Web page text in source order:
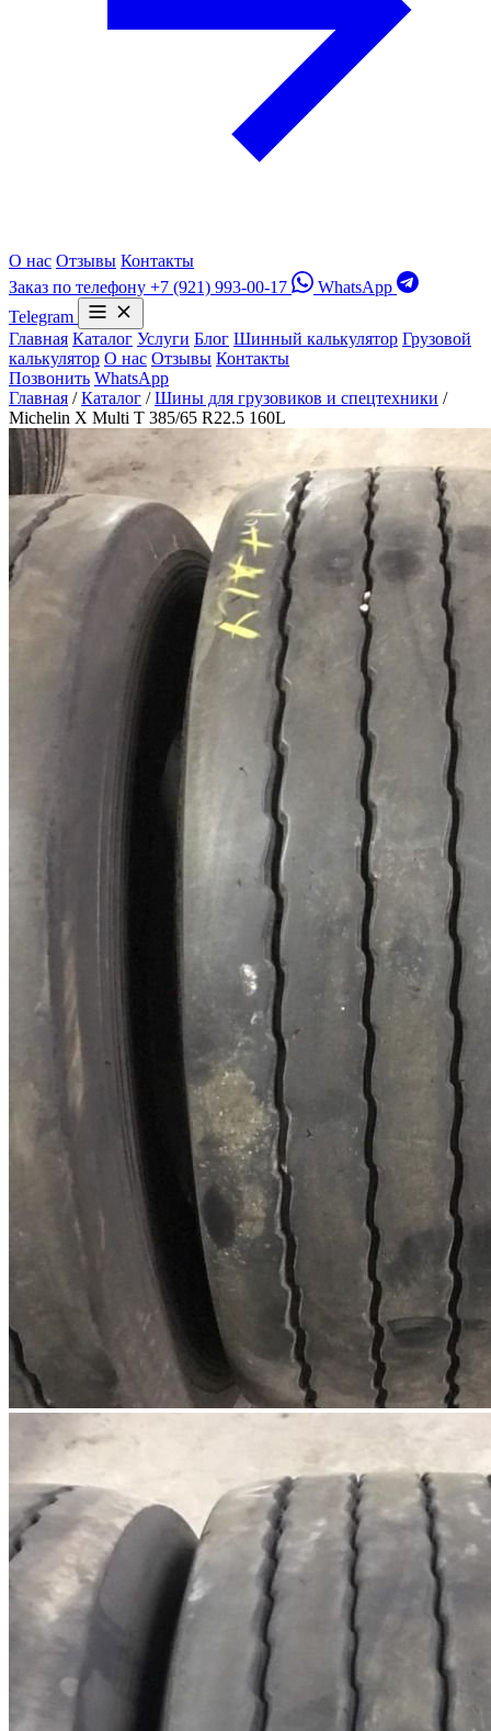
О нас Отзывы Контакты
Заказ по телефону +7 (921) 993-00-17
WhatsApp
Telegram
Главная Каталог Услуги Блог Шинный калькулятор Грузовой
калькулятор О нас Отзывы Контакты
Позвонить WhatsApp
Главная / Каталог / Шины для грузовиков и спецтехники /
Michelin X Multi T 385/65 R22.5 160L